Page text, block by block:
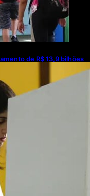
de R$ 13,9 bilhões